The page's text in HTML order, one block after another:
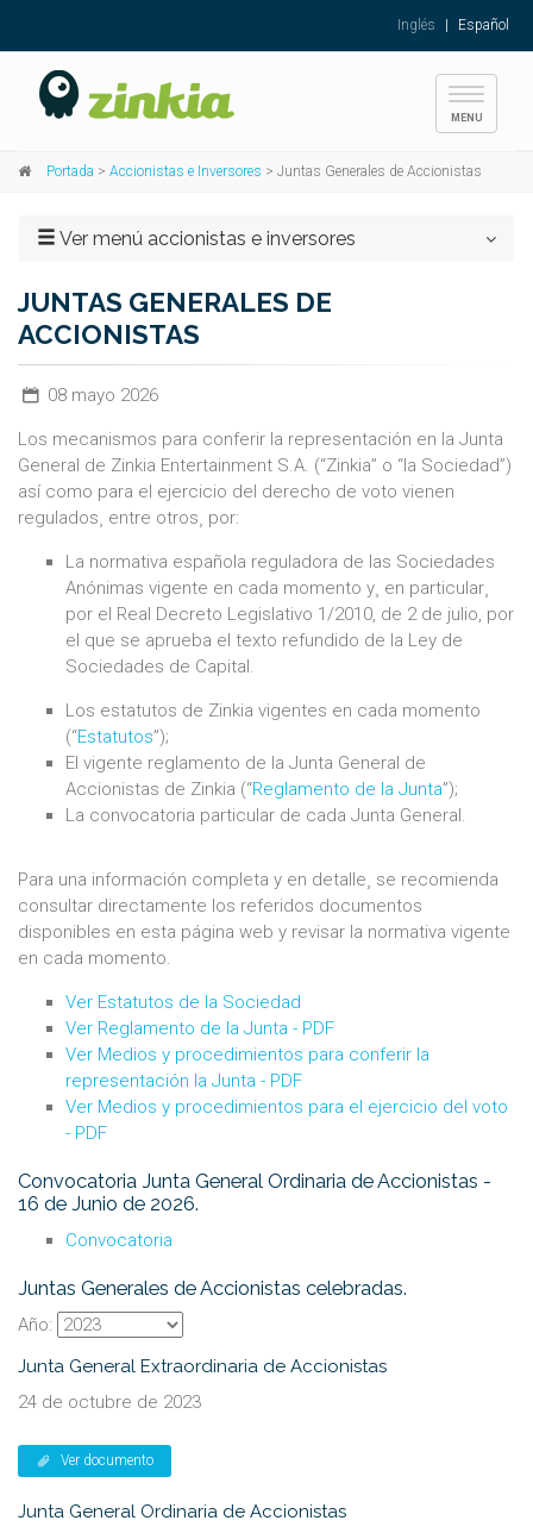
Inglés Español
Toggle
MENU
Portada > Accionistas e Inversores > Juntas Generales de Accionistas
Ver menú accionistas e inversores
JUNTAS GENERALES DE
ACCIONISTAS
08 mayo 2026
Los mecanismos para conferir la representación en la Junta
General de Zinkia Entertainment S.A. (“Zinkia” o “la Sociedad”)
así como para el ejercicio del derecho de voto vienen
regulados¸ entre otros¸ por:
La normativa española reguladora de las Sociedades
Anónimas vigente en cada momento y¸ en particular¸
por el Real Decreto Legislativo 1/2010, de 2 de julio, por
el que se aprueba el texto refundido de la Ley de
Sociedades de Capital.
Los estatutos de Zinkia vigentes en cada momento
(“Estatutos”);
El vigente reglamento de la Junta General de
Accionistas de Zinkia (“Reglamento de la Junta”);
La convocatoria particular de cada Junta General.
Para una información completa y en detalle¸ se recomienda
consultar directamente los referidos documentos
disponibles en esta página web y revisar la normativa vigente
en cada momento.
Ver Estatutos de la Sociedad
Ver Reglamento de la Junta - PDF
Ver Medios y procedimientos para conferir la
representación la Junta - PDF
Ver Medios y procedimientos para el ejercicio del voto
- PDF
Convocatoria Junta General Ordinaria de Accionistas -
16 de Junio de 2026.
Convocatoria
Juntas Generales de Accionistas celebradas.
Año:
Junta General Extraordinaria de Accionistas
24 de octubre de 2023
Ver documento
Junta General Ordinaria de Accionistas